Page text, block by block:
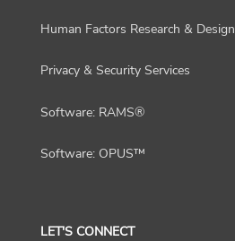
Human Factors Research & Design
Privacy & Security Services
Software: RAMS®
Software: OPUS™
LET'S CONNECT